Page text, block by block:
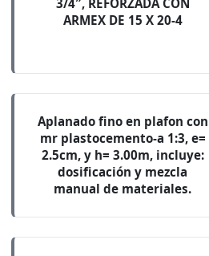
ARMEX DE 15 X 20-4
Aplanado fino en plafon con
mr plastocemento-a 1:3, e=
2.5cm, y h= 3.00m, incluye:
dosificación y mezcla
manual de materiales.